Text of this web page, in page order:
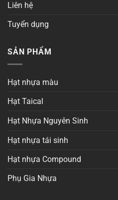
Liên hệ
Tuyển dụng
SẢN PHẨM
Hạt nhựa màu
Hạt Taical
Hạt Nhựa Nguyên Sinh
Hạt nhựa tái sinh
Hạt nhựa Compound
Phụ Gia Nhựa